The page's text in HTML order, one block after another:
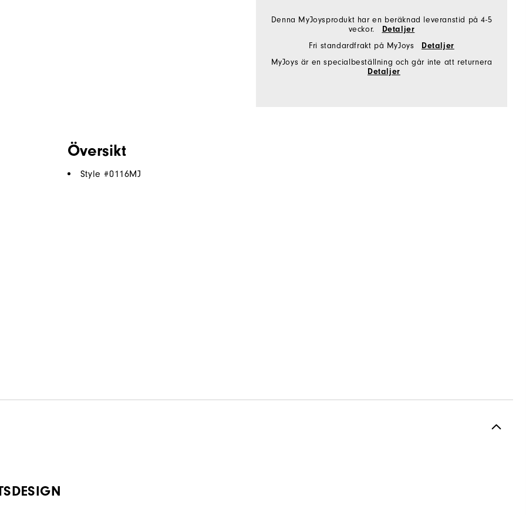
Denna MyJoysprodukt har en beräknad leveranstid på 4-5
veckor.
Detaljer
Fri standardfrakt på MyJoys
Detaljer
MyJoys är en specialbeställning och går inte att returnera
Detaljer
Översikt
Style #0116MJ